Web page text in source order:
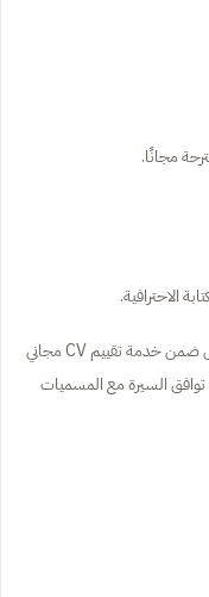
مجانًا.
الاحترافية.
بعد تحميل سيرتك الذاتية، تحصل على تقرير مفصل ضمن خدمة تقييم CV مجاني
السيرة مع المسميات